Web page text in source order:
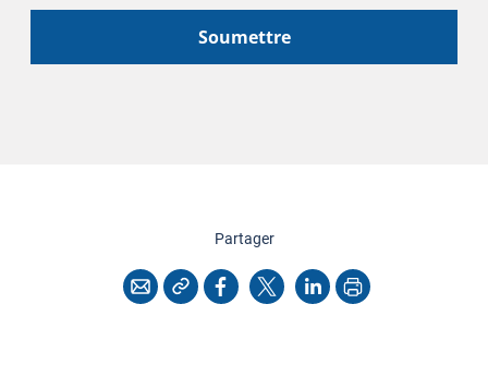
Soumettre
Partagercette page
CourrielCopier l'adresse
Facebook
X LinkedInImprimer